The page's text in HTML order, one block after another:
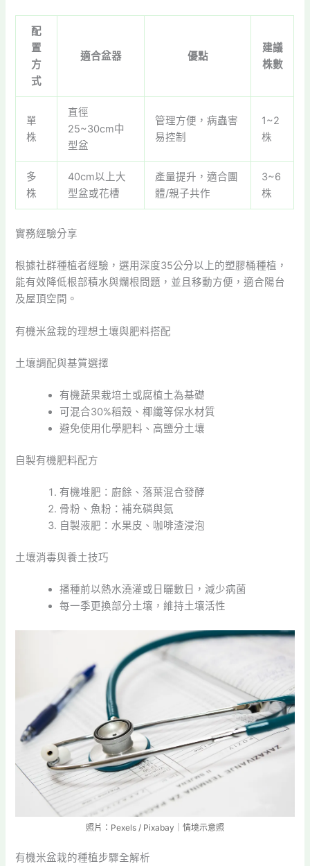
配
置
方
式
適合盆器 優點
建議
株數
單
株
直徑
25~30cm中
型盆
管理方便，病蟲害
易控制
1~2
株
多
株
40cm以上大
型盆或花槽
產量提升，適合團
體/親子共作
3~6
株
實務經驗分享
根據社群種植者經驗，選用深度35公分以上的塑膠桶種植，
能有效降低根部積水與爛根問題，並且移動方便，適合陽台
及屋頂空間。
有機米盆栽的理想土壤與肥料搭配
土壤調配與基質選擇
有機蔬果栽培土或腐植土為基礎
可混合30%稻殼、椰纖等保水材質
避免使用化學肥料、高鹽分土壤
自製有機肥料配方
有機堆肥：廚餘、落葉混合發酵
骨粉、魚粉：補充磷與氮
自製液肥：水果皮、咖啡渣浸泡
土壤消毒與養土技巧
播種前以熱水澆灌或日曬數日，減少病菌
每一季更換部分土壤，維持土壤活性
照片：Pexels / Pixabay｜情境示意照
有機米盆栽的種植步驟全解析